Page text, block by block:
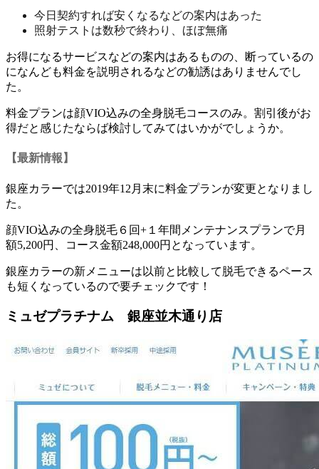
今日契約すれば安くなるなどの案内はあった
照射テストは数秒で終わり、ほぼ無痛
お得になるサービスなどの案内はあるものの、断っているの
になんども料金を説明されるなどの勧誘はありませんでし
た。
料金プランは顔VIO込みの全身脱毛コースのみ。 割引後がお
得だと感じたならば検討してみてはいかがでしょうか。
【最新情報】
銀座カラーでは2019年12月末に料金プランが変更となりまし
た。
顔VIO込みの全身脱毛６回+１年間メンテナンスプランで月
額5,200円、コース金額248,000円 となっています。
銀座カラーの新メニューは以前と比較して脱毛できるペース
も短くなっているので要チェックです！
ミュゼプラチナム 銀座並木通り店